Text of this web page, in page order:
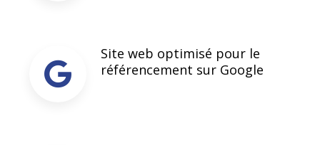
Site web optimisé pour le
référencement sur Google